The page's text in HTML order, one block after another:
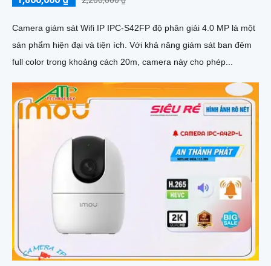
Camera giám sát Wifi IP IPC-S42FP độ phân giải 4.0 MP là một
sản phẩm hiện đại và tiện ích. Với khả năng giám sát ban đêm
full color trong khoảng cách 20m, camera này cho phép...